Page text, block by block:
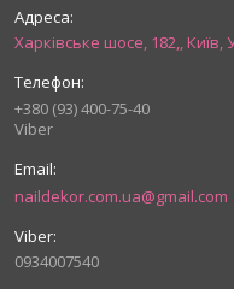
Харківське шосе, 182,, Київ,
+380 (93) 400-75-40
Viber
naildekor.com.ua@gmail.com
0934007540